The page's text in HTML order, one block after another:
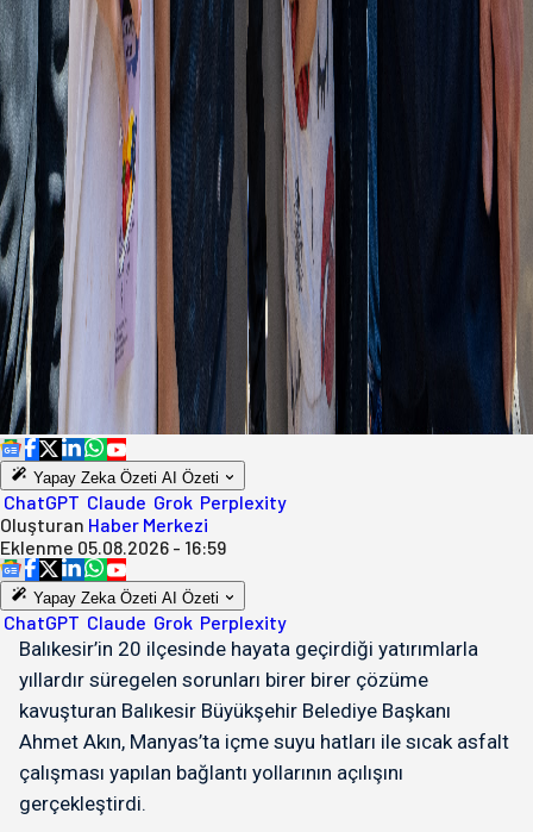
Yapay Zeka Özeti AI Özeti
ChatGPT Claude Grok Perplexity
Oluşturan Haber Merkezi
Eklenme 05.08.2026 - 16:59
Yapay Zeka Özeti AI Özeti
ChatGPT Claude Grok Perplexity
Balıkesir’in 20 ilçesinde hayata geçirdiği yatırımlarla
yıllardır süregelen sorunları birer birer çözüme
kavuşturan Balıkesir Büyükşehir Belediye Başkanı
Ahmet Akın, Manyas’ta içme suyu hatları ile sıcak asfalt
çalışması yapılan bağlantı yollarının açılışını
gerçekleştirdi.